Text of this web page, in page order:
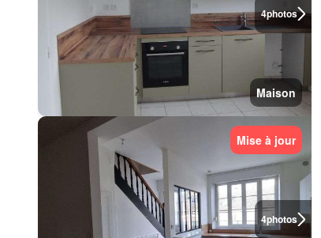
4photos
Maison
4photos
Mise à jour